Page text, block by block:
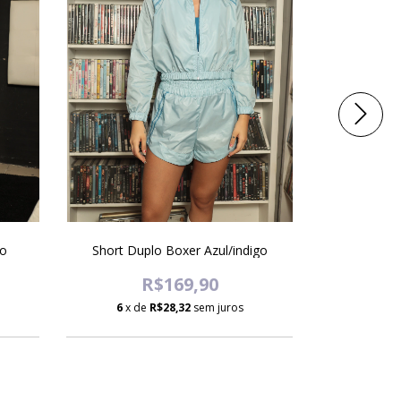
Short Duplo Boxer Azul/indigo
R$169,90
6 x de R$28,32 sem juros